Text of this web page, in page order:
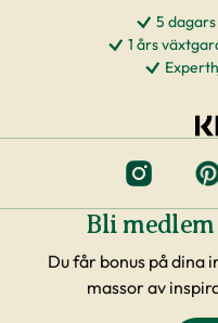
5
1 års
Bli
Du får bonus på dina
massor av